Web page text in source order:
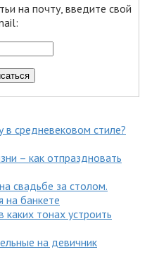
на почту, введите свой
средневековом стиле?
– как отпраздновать
свадьбе за столом.
на банкете
тонах устроить
на девичник